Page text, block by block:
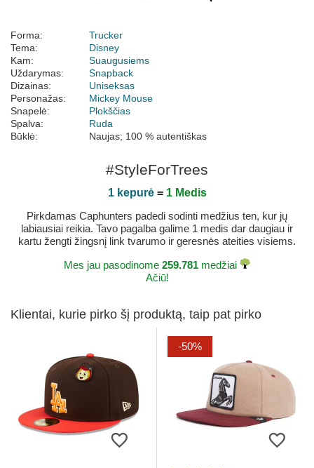
Forma:
Trucker
Tema:
Disney
Kam:
Suaugusiems
Uždarymas:
Snapback
Dizainas:
Uniseksas
Personažas:
Mickey Mouse
Snapelė:
Plokščias
Spalva:
Ruda
Būklė:
Naujas; 100 % autentiškas
#StyleForTrees
1 kepurė= 1 Medis
Pirkdamas Caphunters padedi sodinti medžius ten, kur jų
labiausiai reikia. Tavo pagalba galime 1 medis dar daugiau ir
kartu žengti žingsnį link tvarumo ir geresnės ateities visiems.
Mes jau pasodinome 259.781 medžiai
Ačiū!
Klientai, kurie pirko šį produktą, taip pat pirko
-50%